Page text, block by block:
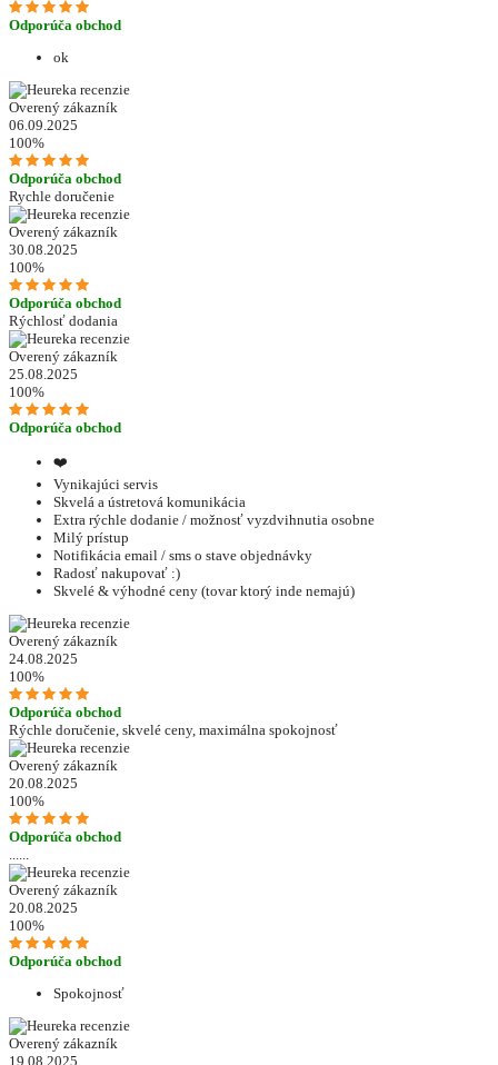
Odporúča obchod
ok
Overený zákazník
06.09.2025
100%
Odporúča obchod
Rychle doručenie
Overený zákazník
30.08.2025
100%
Odporúča obchod
Rýchlosť dodania
Overený zákazník
25.08.2025
100%
Odporúča obchod
❤️
Vynikajúci servis
Skvelá a ústretová komunikácia
Extra rýchle dodanie / možnosť vyzdvihnutia osobne
Milý prístup
Notifikácia email / sms o stave objednávky
Radosť nakupovať :)
Skvelé & výhodné ceny (tovar ktorý inde nemajú)
Overený zákazník
24.08.2025
100%
Odporúča obchod
Rýchle doručenie, skvelé ceny, maximálna spokojnosť
Overený zákazník
20.08.2025
100%
Odporúča obchod
......
Overený zákazník
20.08.2025
100%
Odporúča obchod
Spokojnosť
Overený zákazník
19.08.2025